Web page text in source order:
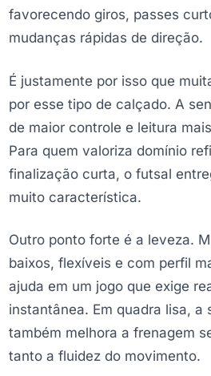
favorecendo giros, passes
mudanças rápidas de direção.
É justamente por isso que
por esse tipo de calçado. A
de maior controle e leitura
Para quem valoriza domínio
finalização curta, o futsal
muito característica.
Outro ponto forte é a leveza.
baixos, flexíveis e com perfil
ajuda em um jogo que exige
instantânea. Em quadra lisa, a
também melhora a frenagem
tanto a fluidez do movimento.